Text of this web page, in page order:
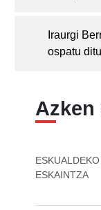
Iraurgi
ospatu ditu
Azken
ESKAINTZA